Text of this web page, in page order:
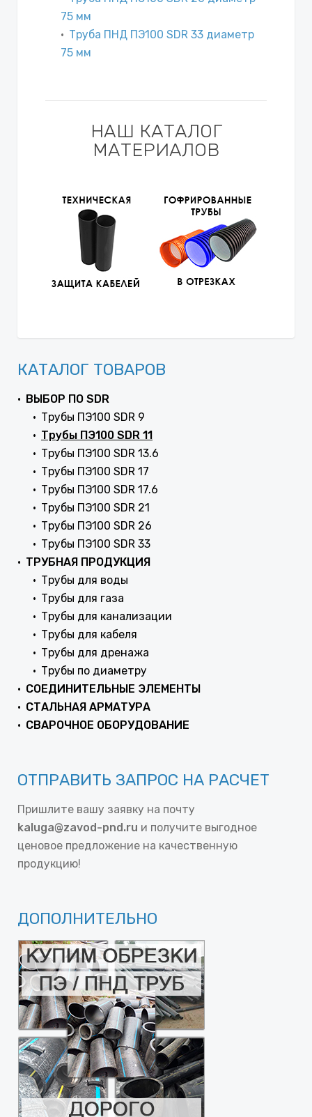
75 мм
Труба ПНД ПЭ100 SDR 33 диаметр
75 мм
НАШ КАТАЛОГ
МАТЕРИАЛОВ
КАТАЛОГ ТОВАРОВ
ВЫБОР ПО SDR
Трубы ПЭ100 SDR 9
Трубы ПЭ100 SDR 11
Трубы ПЭ100 SDR 13.6
Трубы ПЭ100 SDR 17
Трубы ПЭ100 SDR 17.6
Трубы ПЭ100 SDR 21
Трубы ПЭ100 SDR 26
Трубы ПЭ100 SDR 33
ТРУБНАЯ ПРОДУКЦИЯ
Трубы для воды
Трубы для газа
Трубы для канализации
Трубы для кабеля
Трубы для дренажа
Трубы по диаметру
СОЕДИНИТЕЛЬНЫЕ ЭЛЕМЕНТЫ
СТАЛЬНАЯ АРМАТУРА
СВАРОЧНОЕ ОБОРУДОВАНИЕ
ОТПРАВИТЬ ЗАПРОС НА РАСЧЕТ
Пришлите вашу заявку на почту
kaluga@zavod-pnd.ru и получите выгодное
ценовое предложение на качественную
продукцию!
ДОПОЛНИТЕЛЬНО